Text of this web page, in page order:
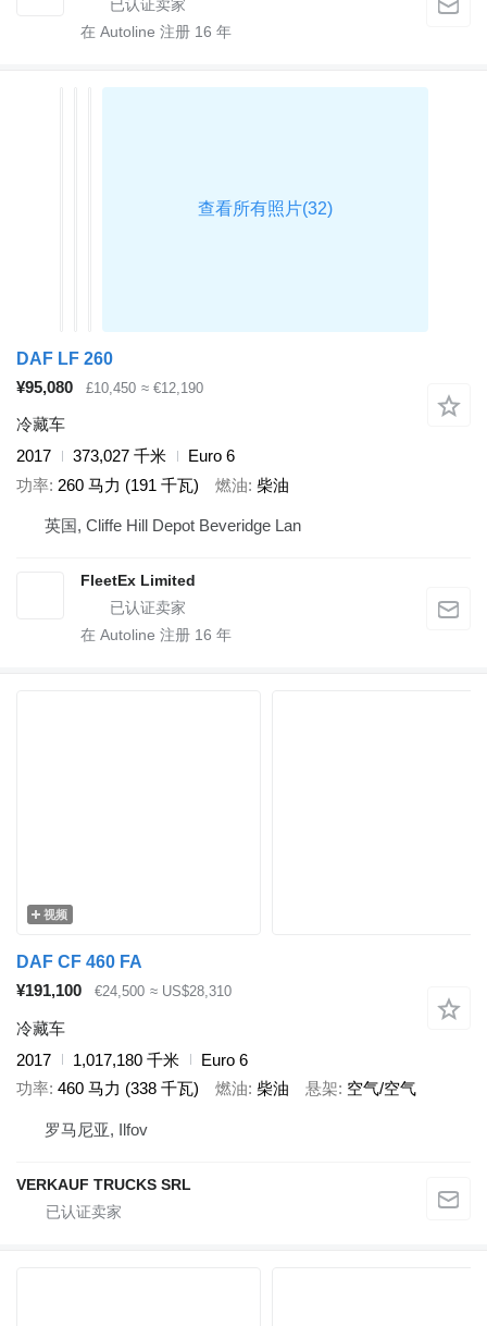
在 Autoline 注册 16 年
DAF LF 260
¥95,080
£10,450 ≈ €12,190
冷藏车
2017
373,027 千米
Euro 6
功率 260 马力 (191 千瓦) 燃油 柴油
英国, Cliffe Hill Depot Beveridge Lan
FleetEx Limited
在 Autoline 注册 16 年
视频
DAF CF 460 FA
¥191,100
€24,500 ≈ US$28,310
冷藏车
2017
1,017,180 千米
Euro 6
功率 460 马力 (338 千瓦) 燃油 柴油 悬架 空气/空气
罗马尼亚, Ilfov
VERKAUF TRUCKS SRL